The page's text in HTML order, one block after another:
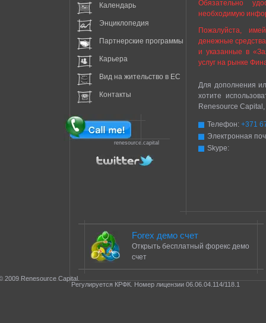
Обязательно
необходимую
Пожалуйста,
денежные
и указанные в
услуг на рынке
Для дополнения
хотите
Renesource
Телефон: +371
Электронная
Skype:
Календарь
Энциклопедия
Партнерские программы
Карьера
Вид на жительство в EC
Контакты
renesource.capital
Forex демо счет
Открыть бесплатный форекс демо
счет
2009 Renesource Capital.
Регулируется КРФК. Номер лицензии 06.06.04.114/118.1